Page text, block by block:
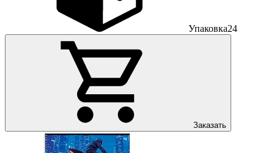
Упаковка24
Заказать